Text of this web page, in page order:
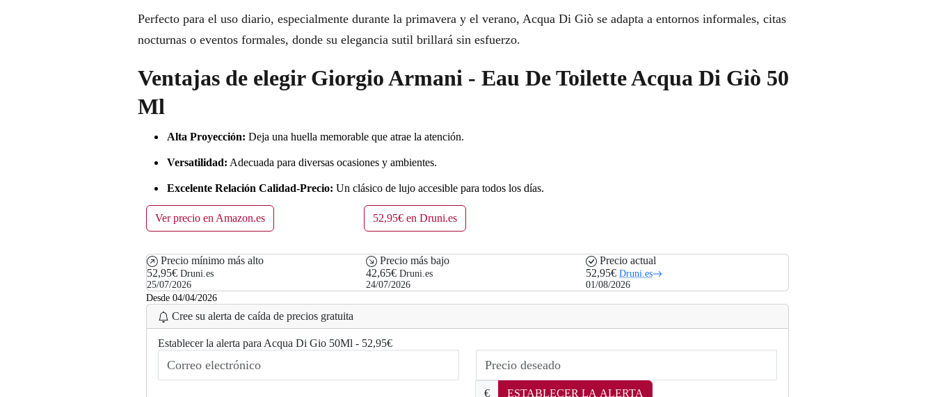
Perfecto para el uso diario, especialmente durante la primavera y el verano, Acqua Di Giò se adapta a entornos informales, citas
nocturnas o eventos formales, donde su elegancia sutil brillará sin esfuerzo.
Ventajas de elegir Giorgio Armani - Eau De Toilette Acqua Di Giò 50
Ml
Alta Proyección: Deja una huella memorable que atrae la atención.
Versatilidad: Adecuada para diversas ocasiones y ambientes.
Excelente Relación Calidad-Precio: Un clásico de lujo accesible para todos los días.
Ver precio en Amazon.es 52,95€ en Druni.es
Precio mínimo más alto
52,95€ Druni.es
25/07/2026
Precio más bajo
42,65€ Druni.es
24/07/2026
Precio actual
52,95€ Druni.es
01/08/2026
Desde 04/04/2026
Cree su alerta de caída de precios gratuita
Establecer la alerta para Acqua Di Gio 50Ml - 52,95€
€ ESTABLECER LA ALERTA